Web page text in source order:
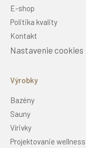
E-shop
Politika kvality
Kontakt
Nastavenie cookies
Výrobky
Bazény
Sauny
Vírivky
Projektovanie wellness